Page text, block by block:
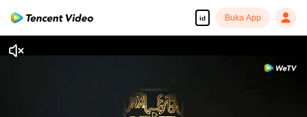
id Buka App